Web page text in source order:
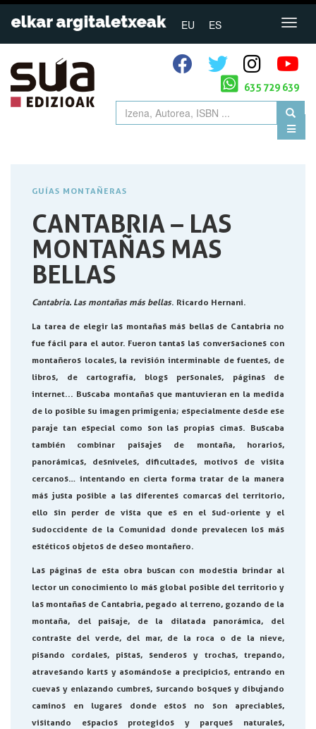
EU ES
635 729 639
GUÍAS MONTAÑERAS
CANTABRIA – LAS
MONTAÑAS MAS
BELLAS
Cantabria. Las montañas más bellas. Ricardo Hernani.
La tarea de elegir las montañas más bellas de Cantabria no
fue fácil para el autor. Fueron tantas las conversaciones con
montañeros locales, la revisión interminable de fuentes, de
libros, de cartografía, blogs personales, páginas de
internet... Buscaba montañas que mantuvieran en la medida
de lo posible su imagen primigenia; especialmente desde ese
paraje tan especial como son las propias cimas. Buscaba
también combinar paisajes de montaña, horarios,
panorámicas, desniveles, dificultades, motivos de visita
cercanos… intentando en cierta forma tratar de la manera
más justa posible a las diferentes comarcas del territorio,
ello sin perder de vista que es en el sud-oriente y el
sudoccidente de la Comunidad donde prevalecen los más
estéticos objetos de deseo montañero.
Las páginas de esta obra buscan con modestia brindar al
lector un conocimiento lo más global posible del territorio y
las montañas de Cantabria, pegado al terreno, gozando de la
montaña, del paisaje, de la dilatada panorámica, del
contraste del verde, del mar, de la roca o de la nieve,
pisando cordales, pistas, senderos y trochas, trepando,
atravesando karts y asomándose a precipicios, entrando en
cuevas y enlazando cumbres, surcando bosques y dibujando
caminos en lugares donde estos no son apreciables,
visitando espacios protegidos y parques naturales,